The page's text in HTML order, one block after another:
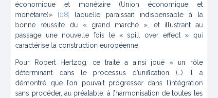
économique et monétaire (Union économique et
monétaire)»
[08]
laquelle paraissait indispensable à la
bonne réussite du « grand marché », et illustrant au
passage une nouvelle fois le «spill over effect» qui
caractérise la construction européenne.
Pour Robert Hertzog, ce traité a ainsi joué « un rôle
déterminant dans le processus d’unification (…) Il a
démontré que l’on pouvait progresser dans l’intégration
sans procéder, au préalable, à l’harmonisation de toutes les